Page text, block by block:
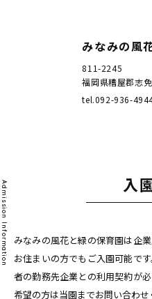
みなみの風
811-2245
福岡県糟屋郡志
tel.092-936-
Admission Information 入
みなみの風花と緑の保育園は企
お住まいの方でもご入園可能で
者の勤務先企業との利用契約が
希望の方は当園までお問い合わせ